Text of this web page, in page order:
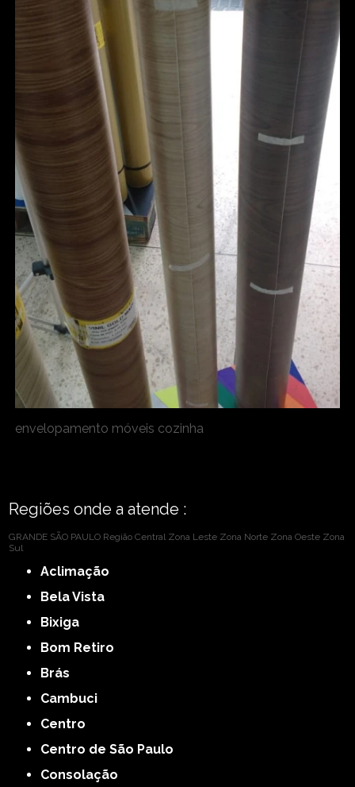
envelopamento móveis cozinha
Regiões onde a atende :
GRANDE SÃO PAULO Região Central Zona Leste Zona Norte Zona Oeste Zona
Sul
Aclimação
Bela Vista
Bixiga
Bom Retiro
Brás
Cambuci
Centro
Centro de São Paulo
Consolação